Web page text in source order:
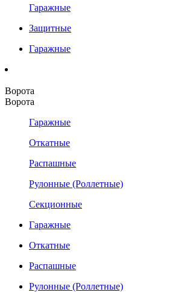
Гаражные
Защитные
Гаражные
Ворота
Ворота
Гаражные
Откатные
Распашные
Рулонные (Роллетные)
Секционные
Гаражные
Откатные
Распашные
Рулонные (Роллетные)